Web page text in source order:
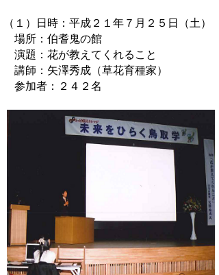
（１）日時：平成２１年７月２５日（土）
場所：伯耆鬼の館
演題：花が教えてくれること
講師：矢澤秀成（草花育種家）
参加者：２４２名